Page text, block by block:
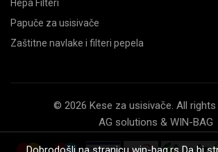
Hepa Filteri
Papuče za usisivače
Zaštitne navlake i filteri pepela
© 2026 Kese za usisivače. All rights
AG solutions & WIN-BAG